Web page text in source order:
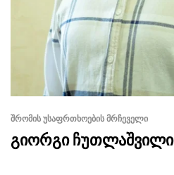
ᲨᲠᲝᲛᲘᲡ ᲣᲡᲐᲤᲠᲗᲮᲝᲔᲑᲘᲡ ᲛᲠᲩᲔᲕᲔᲚᲘ
გიორგი ჩუთლაშვილი